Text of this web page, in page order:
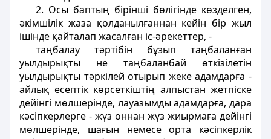
2. Осы баптың бірінші бөлігінде көзделген,
әкімшілік жаза қолданылғаннан кейін бір жыл
ішінде қайталап жасалған іс-әрекеттер, -
таңбалау тәртібін бұзып таңбаланған
уылдырықты не таңбаланбай өткізілетін
уылдырықты тәркілей отырып жеке адамдарға -
айлық есептік көрсеткіштің алпыстан жетпіске
дейінгі мөлшерінде, лауазымды адамдарға, дара
кәсіпкерлерге - жүз оннан жүз жиырмаға дейінгі
мөлшерінде, шағын немесе орта кәсіпкерлік